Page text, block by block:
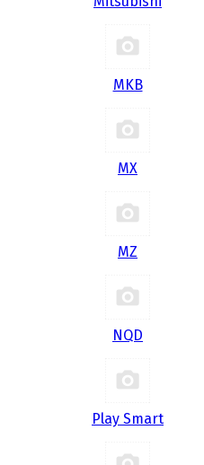
MKB
MX
MZ
NQD
Play Smart